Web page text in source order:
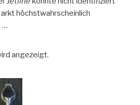
höchstwahrscheinlich
…
angezeigt.